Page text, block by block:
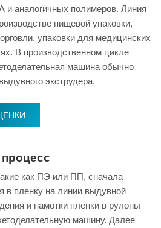
аналогичных полимеров. Линия
пищевой упаковки,
упаковки для медицинских
В производственном цикле
машина обычно
экструдера.
как ПЭ или ПП, сначала
в пленку на линии выдувной
и намотки пленки в рулоны
машину. Далее